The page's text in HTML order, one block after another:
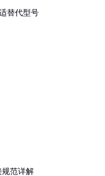
替代型号
规范详解